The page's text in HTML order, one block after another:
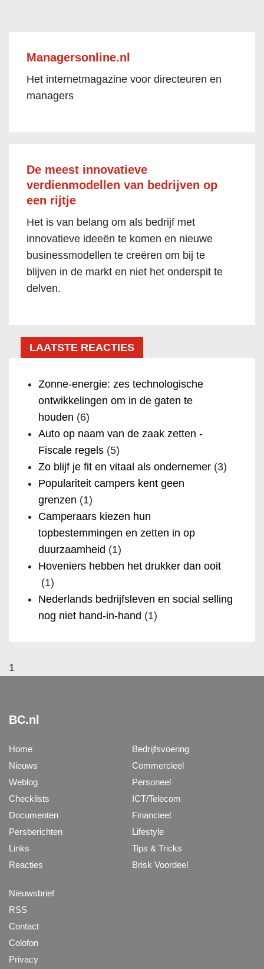
Managersonline.nl
Het internetmagazine voor directeuren en
managers
De meest innovatieve
verdienmodellen van bedrijven op
een rijtje
Het is van belang om als bedrijf met
innovatieve ideeën te komen en nieuwe
businessmodellen te creëren om bij te
blijven in de markt en niet het onderspit te
delven.
LAATSTE REACTIES
Zonne-energie: zes technologische
ontwikkelingen om in de gaten te
houden (6)
Auto op naam van de zaak zetten -
Fiscale regels (5)
Zo blijf je fit en vitaal als ondernemer (3)
Populariteit campers kent geen
grenzen (1)
Camperaars kiezen hun
topbestemmingen en zetten in op
duurzaamheid (1)
Hoveniers hebben het drukker dan ooit
(1)
Nederlands bedrijfsleven en social selling
nog niet hand-in-hand (1)
1
BC.nl
Home
Nieuws
Weblog
Checklists
Documenten
Persberichten
Links
Reacties
Bedrijfsvoering
Commercieel
Personeel
ICT/Telecom
Financieel
Lifestyle
Tips & Tricks
Brisk Voordeel
Nieuwsbrief
RSS
Contact
Colofon
Privacy